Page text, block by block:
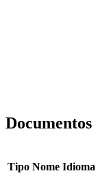
Documentos
Tipo Nome Idioma